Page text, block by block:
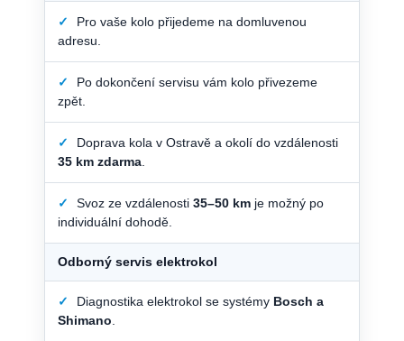
✓
Pro vaše kolo přijedeme na domluvenou
adresu.
✓
Po dokončení servisu vám kolo přivezeme
zpět.
✓
Doprava kola v Ostravě a okolí do vzdálenosti
35 km zdarma
✓ Svoz ze vzdálenosti 35–50 km je možný po
individuální dohodě.
Odborný servis elektrokol
✓ Diagnostika elektrokol se systémy Bosch a
Shimano